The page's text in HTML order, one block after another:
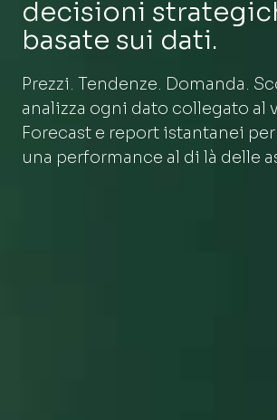
decisioni
basate sui dati.
Prezzi. Tendenze. Domanda.
analizza ogni dato collegato al
Forecast e report istantanei
una performance al di là delle